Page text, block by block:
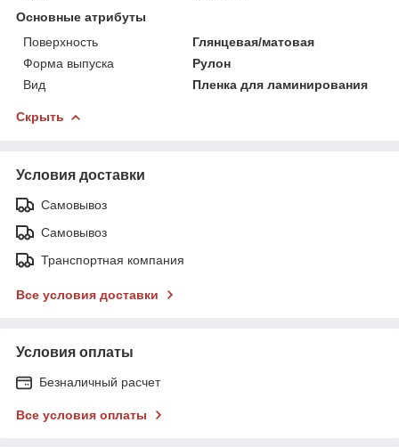
Основные атрибуты
Поверхность
Глянцевая/матовая
Форма выпуска
Рулон
Вид
Пленка для ламинирования
Скрыть
Условия доставки
Самовывоз
Самовывоз
Транспортная компания
Все условия доставки
Условия оплаты
Безналичный расчет
Все условия оплаты